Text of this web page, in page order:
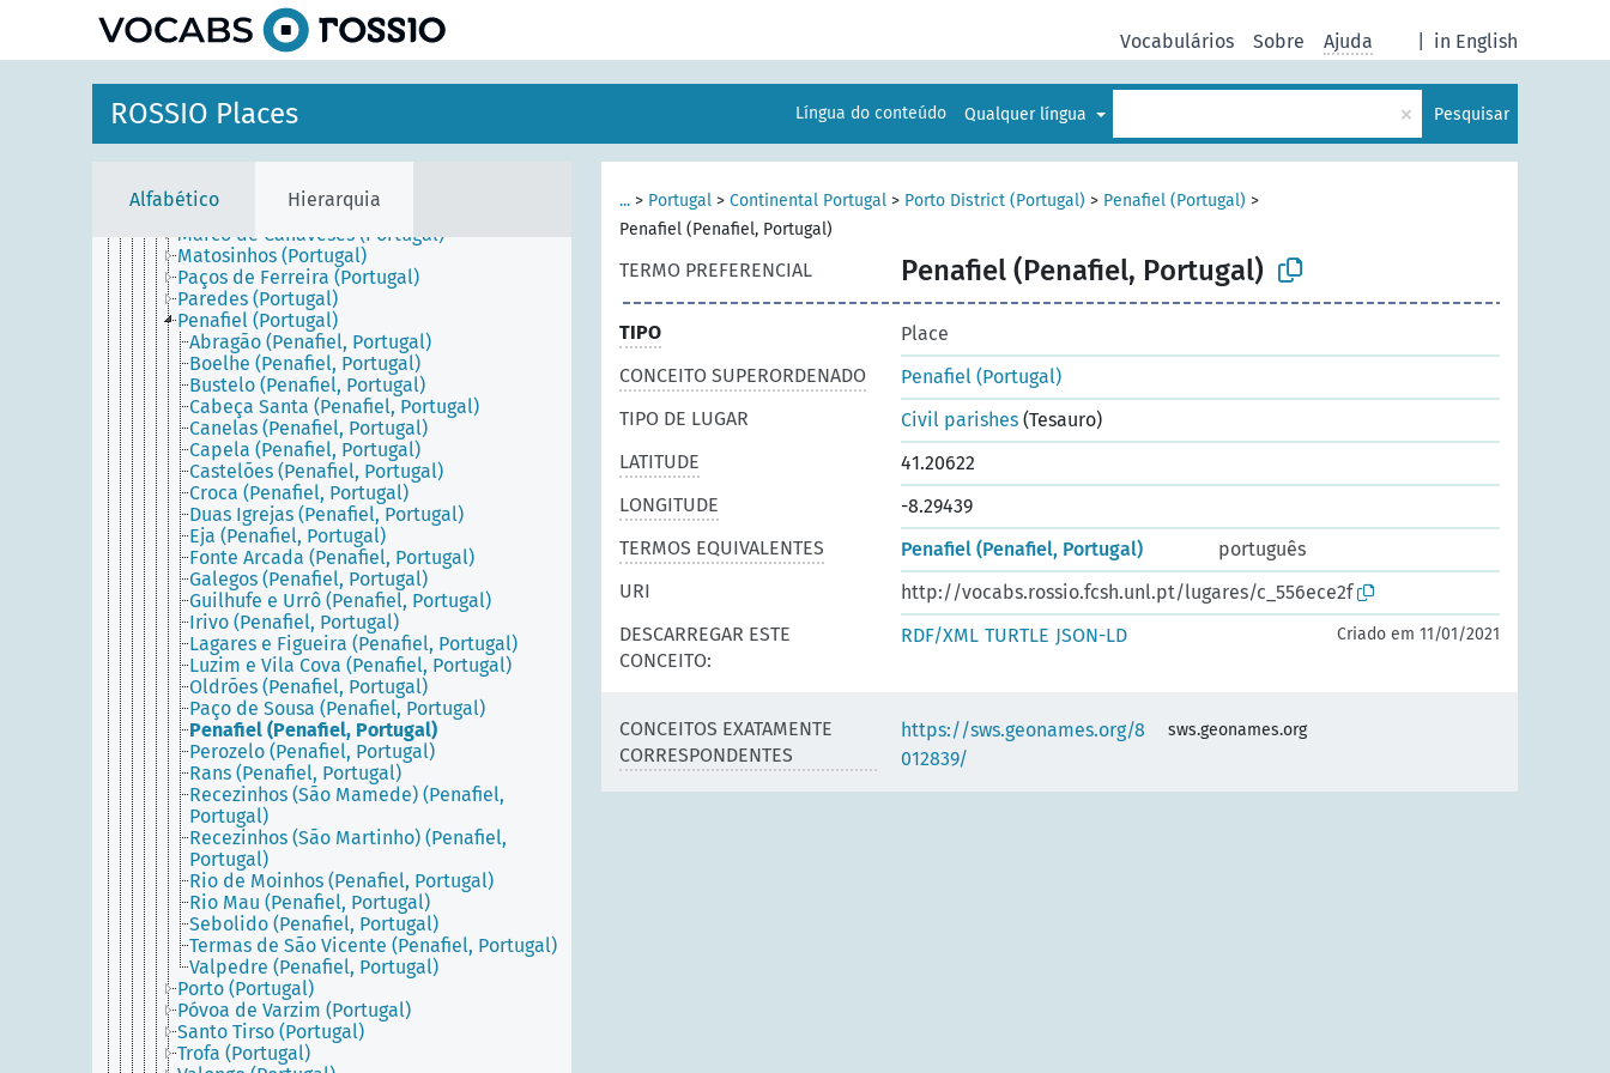
in English
Vocabulários Sobre Ajuda
ROSSIO Places Língua do conteúdo Qualquer língua × Pesquisar
Alfabético Hierarquia
Lisbon Metropolitan Area (Portugal)
Northern Portugal (Portugal)
Portalegre District (Portugal)
Porto District (Portugal)
Amarante (Portugal)
Baião (Portugal)
Felgueiras (Portugal)
Gondomar (Portugal)
Lousada (Portugal)
Maia (Portugal)
Marco de Canaveses (Portugal)
Matosinhos (Portugal)
Paços de Ferreira (Portugal)
Paredes (Portugal)
Penafiel (Portugal)
Abragão (Penafiel, Portugal)
Boelhe (Penafiel, Portugal)
Bustelo (Penafiel, Portugal)
Cabeça Santa (Penafiel, Portugal)
Canelas (Penafiel, Portugal)
Capela (Penafiel, Portugal)
Castelões (Penafiel, Portugal)
Croca (Penafiel, Portugal)
Duas Igrejas (Penafiel, Portugal)
Eja (Penafiel, Portugal)
Fonte Arcada (Penafiel, Portugal)
Galegos (Penafiel, Portugal)
Guilhufe e Urrô (Penafiel, Portugal)
Irivo (Penafiel, Portugal)
Lagares e Figueira (Penafiel, Portugal)
Luzim e Vila Cova (Penafiel, Portugal)
Oldrões (Penafiel, Portugal)
Paço de Sousa (Penafiel, Portugal)
Penafiel (Penafiel, Portugal)
Perozelo (Penafiel, Portugal)
Rans (Penafiel, Portugal)
Recezinhos (São Mamede) (Penafiel,
Portugal)
Recezinhos (São Martinho) (Penafiel,
Portugal)
Rio de Moinhos (Penafiel, Portugal)
Rio Mau (Penafiel, Portugal)
Sebolido (Penafiel, Portugal)
Termas de São Vicente (Penafiel, Portugal)
Valpedre (Penafiel, Portugal)
Porto (Portugal)
Póvoa de Varzim (Portugal)
Santo Tirso (Portugal)
Trofa (Portugal)
... > Portugal > Continental Portugal > Porto District (Portugal) > Penafiel (Portugal) >
Penafiel (Penafiel, Portugal)
TERMO PREFERENCIAL Penafiel (Penafiel, Portugal)
TIPO
Place
CONCEITO SUPERORDENADO
Penafiel (Portugal)
TIPO DE LUGAR
Civil parishes (Tesauro)
LATITUDE
41.20622
LONGITUDE
-8.29439
TERMOS EQUIVALENTES
Penafiel (Penafiel, Portugal)
português
URI
http://vocabs.rossio.fcsh.unl.pt/lugares/c_556ece2f
DESCARREGAR ESTE
CONCEITO:
RDF/XML TURTLE JSON-LD Criado em 11/01/2021
CONCEITOS EXATAMENTE
CORRESPONDENTES
https://sws.geonames.org/8
012839/
sws.geonames.org